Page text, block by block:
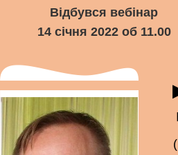
Відбувся вебінар
14 січня 2022 об 11.00